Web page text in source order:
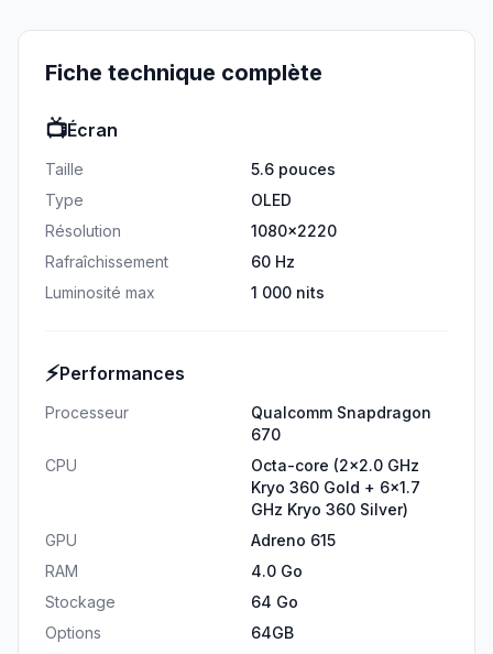
Fiche technique complète
📺Écran
Taille
5.6 pouces
Type
OLED
Résolution
1080x2220
Rafraîchissement
60 Hz
Luminosité max
1 000 nits
⚡Performances
Processeur
Qualcomm Snapdragon
670
CPU
Octa-core (2x2.0 GHz
Kryo 360 Gold + 6x1.7
GHz Kryo 360 Silver)
GPU
Adreno 615
RAM
4.0 Go
Stockage
64 Go
Options
64GB